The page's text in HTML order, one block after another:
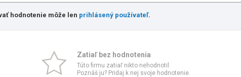
hodnotenie môže len prihlásený používateľ.
Zatiaľ bez hodnotenia
Túto firmu zatiaľ nikto nehodnotil.
Poznáš ju? Pridaj k nej svoje hodnotenie.